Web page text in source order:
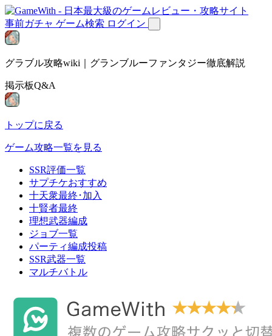
事前ガチャ ゲーム検索 ログイン
グラブル攻略wiki｜グランブルーファンタジー徹底解説
掲示板Q&A
トップに戻る
ゲーム攻略一覧を見る
SSR評価一覧
サプチケおすすめ
十天衆最終･加入
十賢者最終
理想武器編成
ジョブ一覧
パーティ編成投稿
SSR武器一覧
マルチバトル